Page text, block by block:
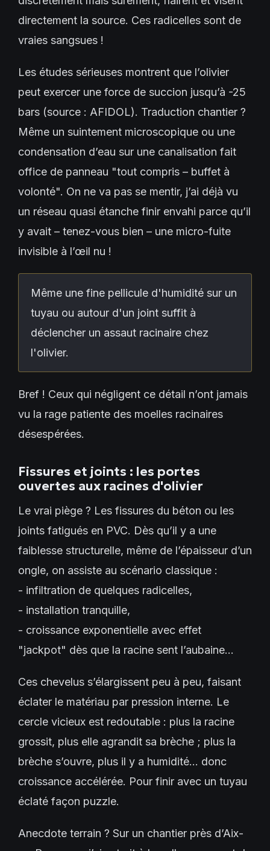
directement la source. Ces radicelles sont de
vraies sangsues !
Les études sérieuses montrent que l’olivier
peut exercer une force de succion jusqu’à -25
bars (source : AFIDOL). Traduction chantier ?
Même un suintement microscopique ou une
condensation d’eau sur une canalisation fait
office de panneau "tout compris – buffet à
volonté". On ne va pas se mentir, j’ai déjà vu
un réseau quasi étanche finir envahi parce qu’il
y avait – tenez-vous bien – une micro-fuite
invisible à l’œil nu !
Même une fine pellicule d'humidité sur un
tuyau ou autour d'un joint suffit à
déclencher un assaut racinaire chez
l'olivier.
Bref ! Ceux qui négligent ce détail n’ont jamais
vu la rage patiente des moelles racinaires
désespérées.
Fissures et joints : les portes
ouvertes aux racines d'olivier
Le vrai piège ? Les fissures du béton ou les
joints fatigués en PVC. Dès qu’il y a une
faiblesse structurelle, même de l’épaisseur d’un
ongle, on assiste au scénario classique :
- infiltration de quelques radicelles,
- installation tranquille,
- croissance exponentielle avec effet
"jackpot" dès que la racine sent l’aubaine…
Ces chevelus s’élargissent peu à peu, faisant
éclater le matériau par pression interne. Le
cercle vicieux est redoutable : plus la racine
grossit, plus elle agrandit sa brèche ; plus la
brèche s’ouvre, plus il y a humidité… donc
croissance accélérée. Pour finir avec un tuyau
éclaté façon puzzle.
Anecdote terrain ? Sur un chantier près d’Aix-